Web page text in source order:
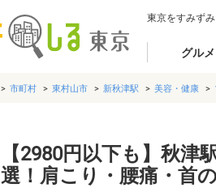
東京をすみず
グルメ
市町村 東村山市 新秋津駅 美容・健康
【2980円以下も】秋津
選！肩こり・腰痛・首